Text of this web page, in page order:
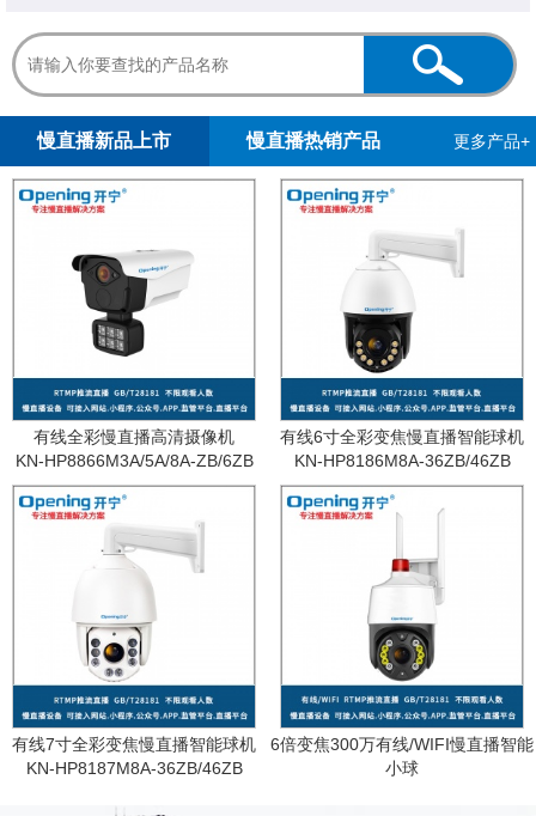
慢直播新品上市 慢直播热销产品 更多产品+
有线全彩慢直播高清摄像机
KN-HP8866M3A/5A/8A-ZB/6ZB
有线6寸全彩变焦慢直播智能球机
KN-HP8186M8A-36ZB/46ZB
有线7寸全彩变焦慢直播智能球机
KN-HP8187M8A-36ZB/46ZB
6倍变焦300万有线/WIFI慢直播智能
小球